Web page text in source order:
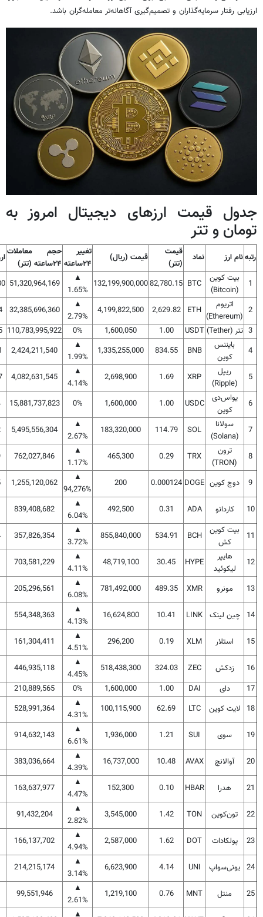
ارزیابی رفتار سرمایه‌گذاران و تصمیم‌گیری آگاهانه‌تر معامله‌گران باشد.
جدول قیمت ارزهای دیجیتال امروز به
تومان و تتر
رتبهنام ارز نماد
قیمت
(تتر)
قیمت (ریال)
تغییر
۲۴ساعته
حجم معاملات
۲۴ساعته (تتر)
1
بیت کوین
(Bitcoin)
BTC
82,780.15
132,199,900,000
▲
1.65%
51,320,964,169
2
اتریوم
(Ethereum)
ETH
2,629.82
4,199,822,500
▲
2.79%
32,385,696,360
3 تتر (Tether) USDT
1.00
1,600,050
0%
110,783,995,922
4
بایننس
کوین
BNB
834.55
1,335,255,000
▲
1.99%
2,424,211,540
5
ریپل
(Ripple)
XRP
1.69
2,698,900
▲
4.14%
4,082,631,545
6
یواس‌دی
کوین
USDC
1.00
1,600,000
0%
15,881,737,823
7
سولانا
(Solana)
SOL
114.79
183,320,000
▲
2.67%
5,495,556,304
8
ترون
(TRON)
TRX
0.29
465,300
▲
1.17%
762,027,846
9 دوج کوین DOGE
0.000124
200
▲
94,276%
1,255,120,062
10 کاردانو ADA
0.31
492,500
▲
6.04%
839,408,682
11
بیت کوین
کش
BCH
534.91
855,840,000
▲
3.72%
357,826,354
12
هایپر
لیکوئید
HYPE
30.45
48,719,100
▲
4.11%
703,581,229
13 مونرو XMR
489.35
781,492,000
▲
6.08%
205,296,561
14 چین لینک LINK
10.41
16,624,800
▲
4.13%
554,348,363
15 استلار XLM
0.19
296,200
▲
4.51%
161,304,411
16 زدکش ZEC
324.03
518,438,300
▲
4.45%
446,935,118
17
دای DAI
1.00
1,600,000
0%
210,889,565
18 لایت کوین LTC
62.69
100,115,900
▲
4.31%
528,991,364
19 سوی SUI
1.21
1,936,000
▲
6.61%
914,632,143
20 آوالانچ AVAX
10.48
16,737,000
▲
4.39%
383,036,664
21 هدرا HBAR
0.10
152,300
▲
4.47%
163,637,977
22 تون‌کوین TON
1.42
3,545,000
▲
2.82%
91,432,204
23 پولکادات DOT
1.62
2,587,000
▲
4.94%
166,137,702
24 یونی‌سواپ UNI
4.14
6,623,900
▲
3.14%
214,215,174
25 منتل MNT
0.76
1,219,100
▲
2.61%
99,551,946